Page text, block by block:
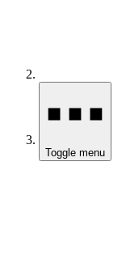
Toggle menu